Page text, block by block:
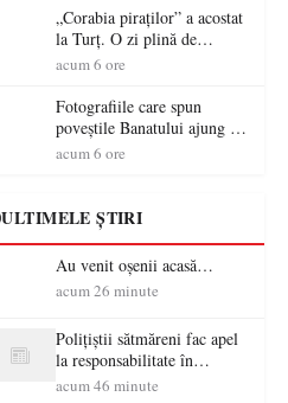
Maramureș, ideale pentru o
escapadă de vară
„Corabia piraților” a acostat
la Turț. O zi plină de
aventură și lecții despre
tabăra de vară
acum 6 ore
Fotografiile care spun
poveștile Banatului ajung la
Muzeul de Artă Satu Mare
acum 6 ore
ULTIMELE ȘTIRI
Au venit oșenii acasă…
acum 26 minute
Polițiștii sătmăreni fac apel
la responsabilitate în
trafic…
acum 46 minute